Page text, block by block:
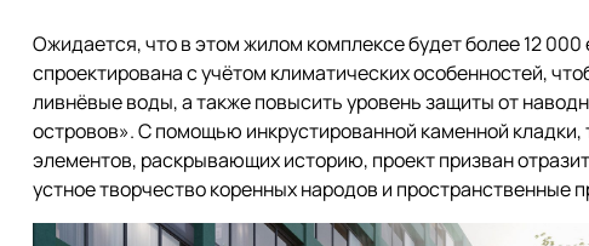
Ожидается, что в этом жилом комплексе будет более 12
спроектирована с учётом климатических особенностей,
ливнёвые воды, а также повысить уровень защиты от
островов». С помощью инкрустированной каменной
элементов, раскрывающих историю, проект призван
устное творчество коренных народов и пространственные